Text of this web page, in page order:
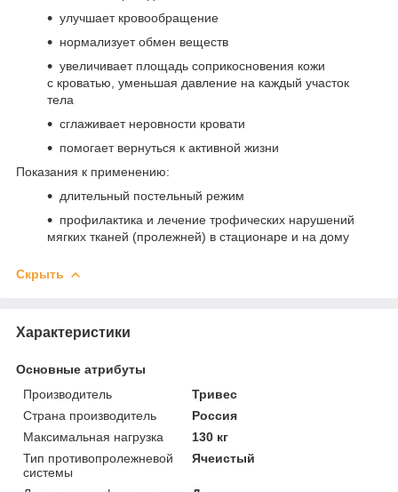
улучшает кровообращение
нормализует обмен веществ
увеличивает площадь соприкосновения кожи
с кроватью, уменьшая давление на каждый участок
тела
сглаживает неровности кровати
помогает вернуться к активной жизни
Показания к применению:
длительный постельный режим
профилактика и лечение трофических нарушений
мягких тканей (пролежней) в стационаре и на дому
Скрыть
Характеристики
Основные атрибуты
Производитель
Тривес
Страна производитель
Россия
Максимальная нагрузка
130 кг
Тип противопролежневой
системы
Ячеистый